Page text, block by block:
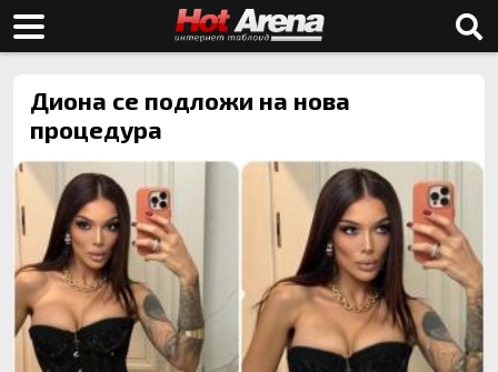
Диона се подложи на нова
процедура